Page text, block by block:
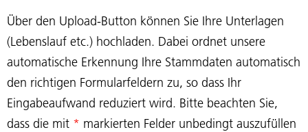
Über den Upload-Button können Sie Ihre Unterlagen
(Lebenslauf etc.) hochladen. Dabei ordnet unsere
automatische Erkennung Ihre Stammdaten automatisch
den richtigen Formularfeldern zu, so dass Ihr
Eingabeaufwand reduziert wird. Bitte beachten Sie,
dass die mit * markierten Felder unbedingt auszufüllen